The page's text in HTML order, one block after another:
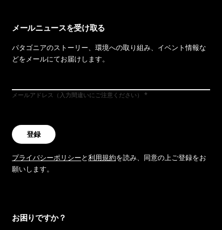
メールニュースを受け取る
パタゴニアのストーリー、環境への取り組み、イベント情報な
どをメールにてお届けします。
メールアドレス（入力間違いにご注意ください）
登録
プライバシーポリシーと利用規約を読み、同意の上ご登録をお
願いします。
お困りですか？